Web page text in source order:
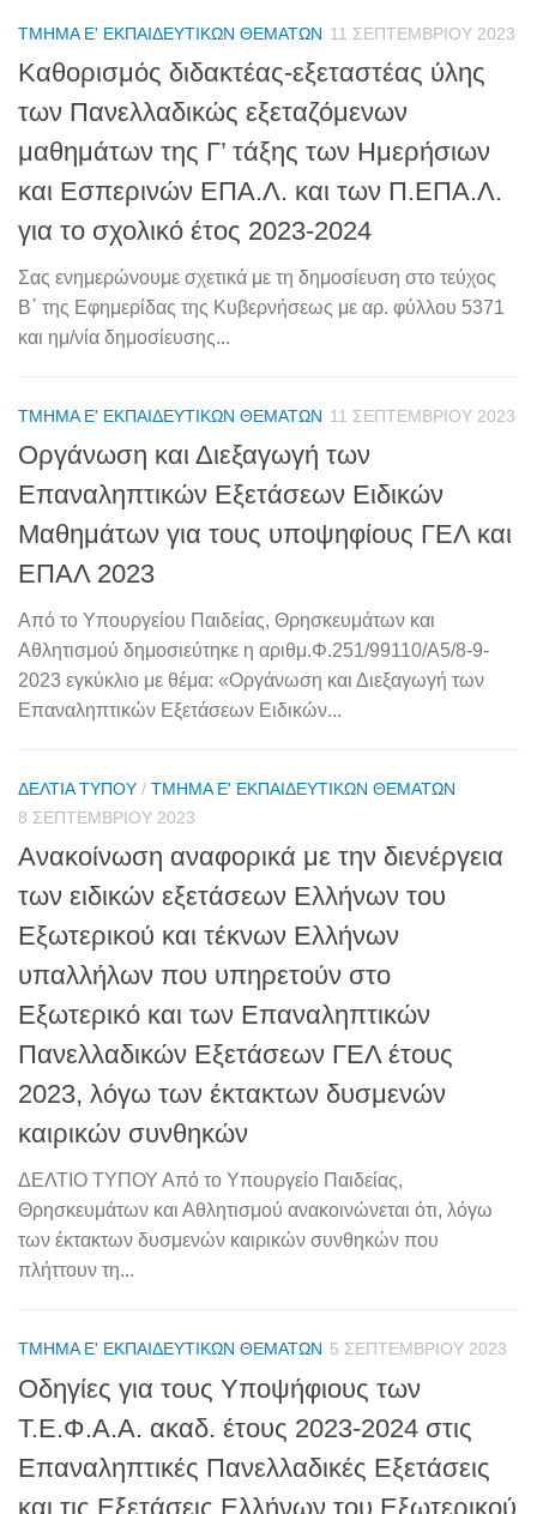
ΤΜΉΜΑ Ε' ΕΚΠΑΙΔΕΥΤΙΚΏΝ ΘΕΜΆΤΩΝ 11 ΣΕΠΤΕΜΒΡΊΟΥ 2023
Καθορισμός διδακτέας-εξεταστέας ύλης
των Πανελλαδικώς εξεταζόμενων
μαθημάτων της Γ’ τάξης των Ημερήσιων
και Εσπερινών ΕΠΑ.Λ. και των Π.ΕΠΑ.Λ.
για το σχολικό έτος 2023-2024
Σας ενημερώνουμε σχετικά με τη δημοσίευση στο τεύχος
Β΄ της Εφημερίδας της Κυβερνήσεως με αρ. φύλλου 5371
και ημ/νία δημοσίευσης...
ΤΜΉΜΑ Ε' ΕΚΠΑΙΔΕΥΤΙΚΏΝ ΘΕΜΆΤΩΝ 11 ΣΕΠΤΕΜΒΡΊΟΥ 2023
Οργάνωση και Διεξαγωγή των
Επαναληπτικών Εξετάσεων Ειδικών
Μαθημάτων για τους υποψηφίους ΓΕΛ και
ΕΠΑΛ 2023
Από το Υπουργείου Παιδείας, Θρησκευμάτων και
Αθλητισμού δημοσιεύτηκε η αριθμ.Φ.251/99110/Α5/8-9-
2023 εγκύκλιο με θέμα: «Οργάνωση και Διεξαγωγή των
Επαναληπτικών Εξετάσεων Ειδικών...
ΔΕΛΤΊΑ ΤΎΠΟΥ / ΤΜΉΜΑ Ε' ΕΚΠΑΙΔΕΥΤΙΚΏΝ ΘΕΜΆΤΩΝ
8 ΣΕΠΤΕΜΒΡΊΟΥ 2023
Ανακοίνωση αναφορικά με την διενέργεια
των ειδικών εξετάσεων Ελλήνων του
Εξωτερικού και τέκνων Ελλήνων
υπαλλήλων που υπηρετούν στο
Εξωτερικό και των Επαναληπτικών
Πανελλαδικών Εξετάσεων ΓΕΛ έτους
2023, λόγω των έκτακτων δυσμενών
καιρικών συνθηκών
ΔΕΛΤΙΟ ΤΥΠΟΥ Από το Υπουργείο Παιδείας,
Θρησκευμάτων και Αθλητισμού ανακοινώνεται ότι, λόγω
των έκτακτων δυσμενών καιρικών συνθηκών που
πλήττουν τη...
ΤΜΉΜΑ Ε' ΕΚΠΑΙΔΕΥΤΙΚΏΝ ΘΕΜΆΤΩΝ 5 ΣΕΠΤΕΜΒΡΊΟΥ 2023
Οδηγίες για τους Υποψήφιους των
Τ.Ε.Φ.Α.Α. ακαδ. έτους 2023-2024 στις
Επαναληπτικές Πανελλαδικές Εξετάσεις
και τις Εξετάσεις Ελλήνων του Εξωτερικού